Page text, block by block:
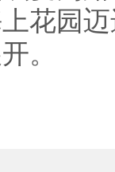
花园
。